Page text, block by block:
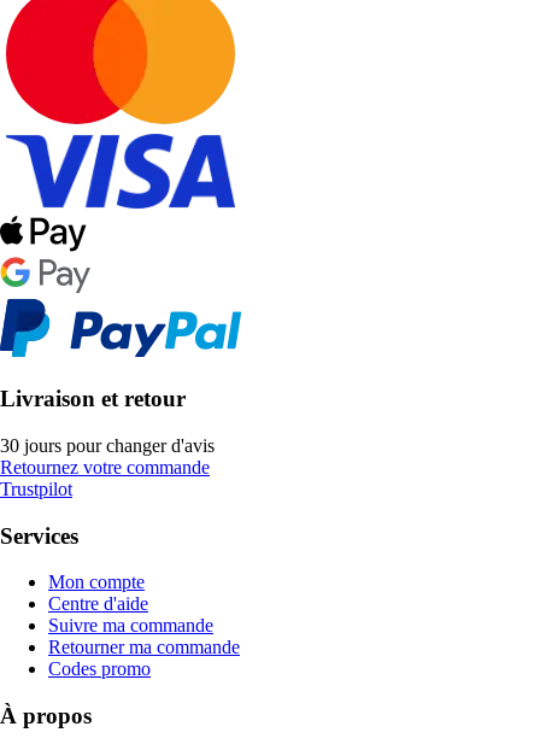
Livraison et retour
30 jours pour changer d'avis
Retournez votre commande
Trustpilot
Services
Mon compte
Centre d'aide
Suivre ma commande
Retourner ma commande
Codes promo
À propos